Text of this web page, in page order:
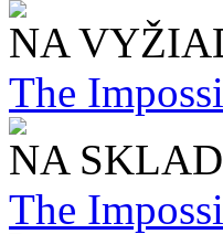
NA
The
NA
The